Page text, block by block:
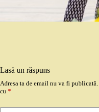
Lasă un răspuns
Adresa ta de email nu va fi publicată.
cu *